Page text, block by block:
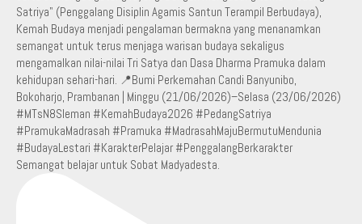
Semangat belajar untuk Sobat Madyadesta.